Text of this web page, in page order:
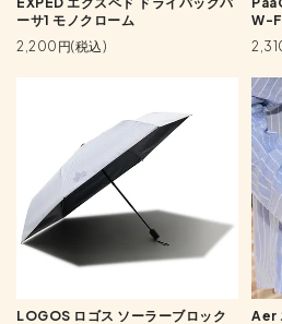
ーサ1 モノクローム
2,200円(税込)
W-
LOGOS ロゴス ソーラーブロック
Aer